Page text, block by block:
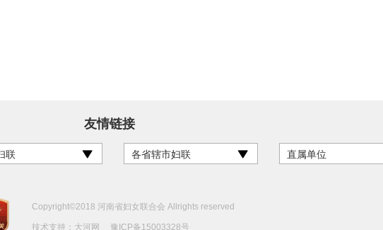
友情链接
联 各省辖市妇联 直属单位
Copyright©2018 河南省妇女联合会 Allrights reserved
技术支持： 大河网 豫ICP备15003328号